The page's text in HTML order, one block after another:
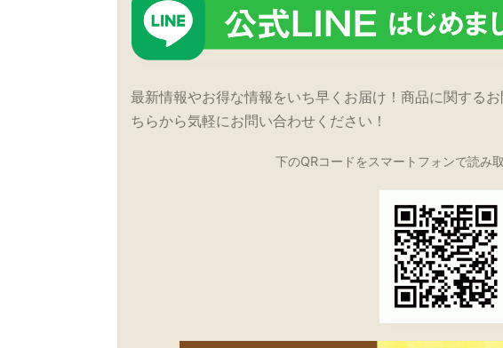
最新情報やお得な情報をいち早くお届け！商品に関する
ちらから気軽にお問い合わせください！
下のQRコードをスマートフォンで読み